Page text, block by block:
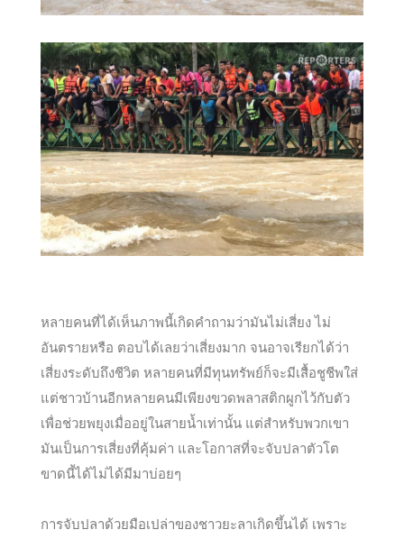
หลายคนที่ได้เห็นภาพนี้เกิดคำถามว่ามันไม่เสี่ยง ไม่
อันตรายหรือ ตอบได้เลยว่าเสี่ยงมาก จนอาจเรียกได้ว่า
เสี่ยงระดับถึงชีวิต หลายคนที่มีทุนทรัพย์ก็จะมีเสื้อชูชีพใส่
แต่ชาวบ้านอีกหลายคนมีเพียงขวดพลาสติกผูกไว้กับตัว
เพื่อช่วยพยุงเมื่ออยู่ในสายน้ำเท่านั้น แต่สำหรับพวกเขา
มันเป็นการเสี่ยงที่คุ้มค่า และโอกาสที่จะจับปลาตัวโต
ขาดนี้ได้ไม่ได้มีมาบ่อยๆ
การจับปลาด้วยมือเปล่าของชาวยะลาเกิดขึ้นได้ เพราะ